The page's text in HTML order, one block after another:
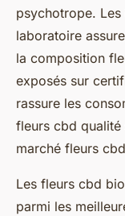
psychotrope.
laboratoire
la composition
exposés sur
rassure les
fleurs cbd qualité
marché fleurs
Les fleurs cbd
parmi les